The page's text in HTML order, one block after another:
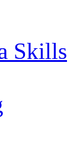
Skills